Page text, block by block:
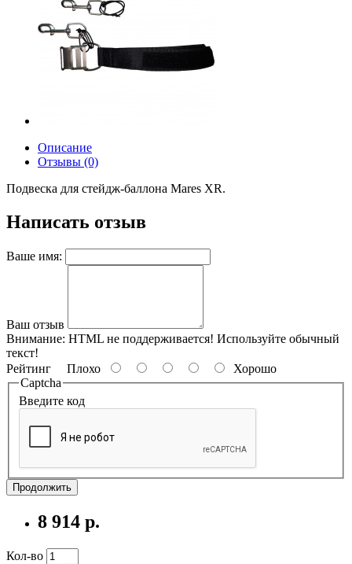
Описание
Отзывы (0)
Подвеска для стейдж-баллона Mares XR.
Написать отзыв
Ваше имя:
Ваш отзыв
Внимание: HTML не поддерживается! Используйте обычный
текст!
Рейтинг Плохо
Хорошо
Captcha
Введите код
Продолжить
8 914 р.
Кол-во